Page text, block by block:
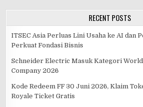
RECENT POSTS
ITSEC Asia Perluas Lini Usaha ke AI dan
Perkuat Fondasi Bisnis
Schneider Electric Masuk Kategori
Company 2026
Kode Redeem FF 30 Juni 2026, Klaim
Royale Ticket Gratis